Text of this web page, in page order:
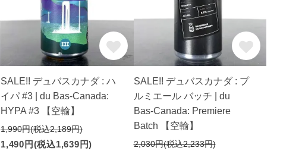
SALE!! デュバスカナダ : ハ
イパ #3 | du Bas-Canada:
HYPA #3 【空輸】
1,990円(税込2,189円)
1,490円(税込1,639円)
SALE!! デュバスカナダ : プ
ルミエール バッチ | du
Bas-Canada: Premiere
Batch 【空輸】
2,030円(税込2,233円)